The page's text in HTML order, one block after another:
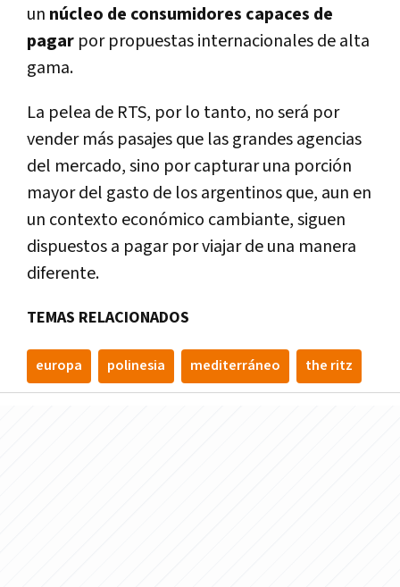
un núcleo de consumidores capaces de
pagar por propuestas internacionales de alta
gama.
La pelea de RTS, por lo tanto, no será por
vender más pasajes que las grandes agencias
del mercado, sino por capturar una porción
mayor del gasto de los argentinos que, aun en
un contexto económico cambiante, siguen
dispuestos a pagar por viajar de una manera
diferente.
TEMAS RELACIONADOS
europa polinesia mediterráneo the ritz